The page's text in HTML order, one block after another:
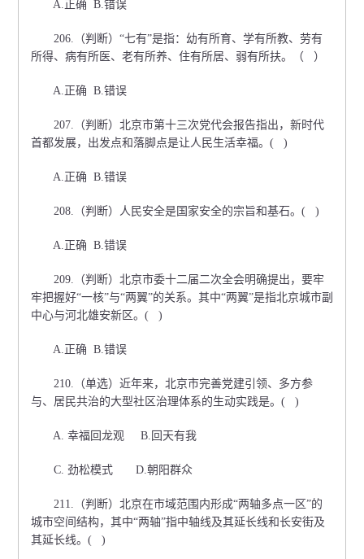
A.正确 B.错误
206.（判断）“七有”是指：幼有所育、学有所教、劳有
所得、病有所医、老有所养、住有所居、弱有所扶。（ ）
A.正确 B.错误
207.（判断）北京市第十三次党代会报告指出，新时代
首都发展，出发点和落脚点是让人民生活幸福。( )
A.正确 B.错误
208.（判断）人民安全是国家安全的宗旨和基石。( )
A.正确 B.错误
209.（判断）北京市委十二届二次全会明确提出，要牢
牢把握好“一核”与“两翼”的关系。其中“两翼”是指北京城市副
中心与河北雄安新区。( )
A.正确 B.错误
210.（单选）近年来，北京市完善党建引领、多方参
与、居民共治的大型社区治理体系的生动实践是。( )
A. 幸福回龙观 B.回天有我
C. 劲松模式 D.朝阳群众
211.（判断）北京在市域范围内形成“两轴多点一区”的
城市空间结构，其中“两轴”指中轴线及其延长线和长安街及
其延长线。( )